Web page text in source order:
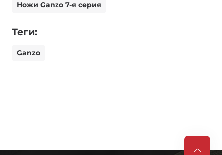
Ножи Ganzo 7-я серия
Теги:
Ganzo